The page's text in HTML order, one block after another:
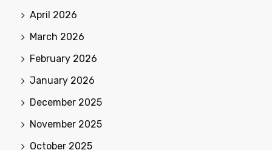
April 2026
March 2026
February 2026
January 2026
December 2025
November 2025
October 2025